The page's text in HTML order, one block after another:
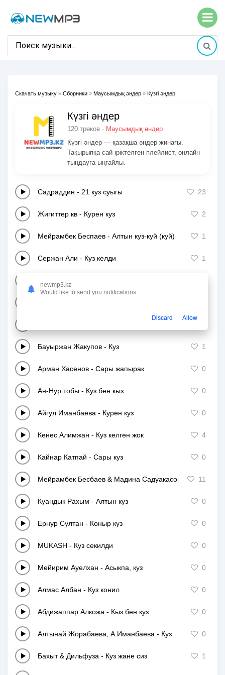
Скачать музыку » Сборники » Маусымдық әндер » Күзгі әндер
Күзгі әндер
120 треков · Маусымдық әндер
Күзгі әндер — қазақша әндер жинағы.
Тақырыпқа сай іріктелген плейлист, онлайн
тыңдауға ыңғайлы.
Садраддин - 21 куз суыгы 23
Жигиттер кв - Курен куз 2
Мейрамбек Беспаев - Алтын куз-куй (куй) 1
Сержан Али - Куз келди 1
Бауыржан Жакупов - Куз 1
Арман Хасенов - Сары жапырак 0
Ан-Нур тобы - Куз бен кыз 0
Айгул Иманбаева - Курен куз 0
Кенес Алимжан - Куз келген жок 4
Кайнар Катпай - Сары куз 0
Мейрамбек Бесбаев & Мадина Садуакасова - 11
Куандык Рахым - Алтын куз 0
Ернур Султан - Коныр куз 0
MUKASH - Куз секилди 0
Мейирим Ауелхан - Асыкпа, куз 0
Алмас Албан - Куз конил 0
Абдижаппар Алкожа - Кыз бен куз 0
Алтынай Жорабаева, А.Иманбаева - Куз 0
Бахыт & Дильфуза - Куз жане сиз 1
newmp3.kz
Would like to send you notifications
Discard Allow